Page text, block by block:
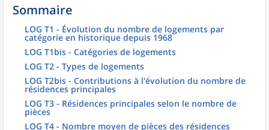
Sommaire
LOG T1 - Évolution du nombre de logements par
catégorie en historique depuis 1968
LOG T1bis - Catégories de logements
LOG T2 - Types de logements
LOG T2bis - Contributions à l'évolution du nombre de
résidences principales
LOG T3 - Résidences principales selon le nombre de
pièces
LOG T4 - Nombre moyen de pièces des résidences